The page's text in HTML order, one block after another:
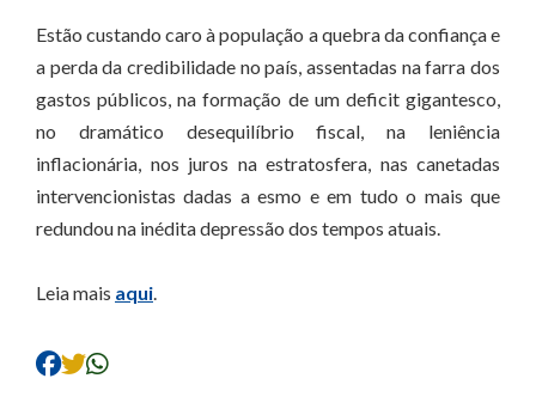
Estão custando caro à população a quebra da confiança e
a perda da credibilidade no país, assentadas na farra dos
gastos públicos, na formação de um deficit gigantesco,
no dramático desequilíbrio fiscal, na leniência
inflacionária, nos juros na estratosfera, nas canetadas
intervencionistas dadas a esmo e em tudo o mais que
redundou na inédita depressão dos tempos atuais.
Leia mais aqui.